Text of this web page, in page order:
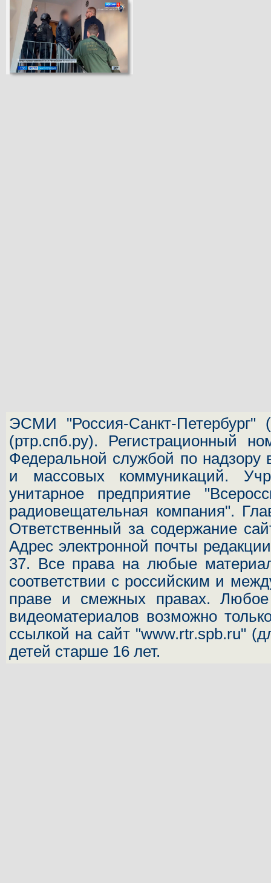
ЭСМИ "Россия-Санкт-Петербург" (
(ртр.спб.ру). Регистрационный
Федеральной службой по
и массовых коммуникаций.
унитарное предприятие
радиовещательная компания".
Ответственный за содержание
Адрес электронной почты
37. Все права на любые
соответствии с российским и
праве и смежных правах. Любое
видеоматериалов возможно
ссылкой на сайт "www.rtr.spb.ru"
детей старше 16 лет.